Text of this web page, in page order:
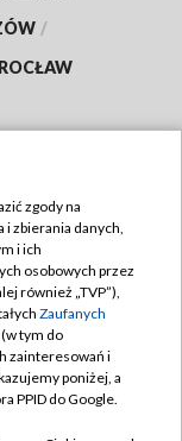
/
zgody na
zbierania danych,
i ich
osobowych przez
również „TVP”),
Zaufanych
tym do
zainteresowań i
poniżej, a
PPID do Google.